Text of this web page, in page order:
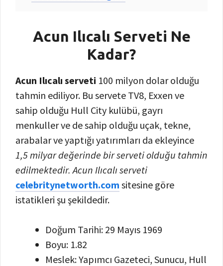
Acun Ilıcalı Serveti Ne
Kadar?
Acun Ilıcalı serveti 100 milyon dolar olduğu
tahmin ediliyor. Bu servete TV8, Exxen ve
sahip olduğu Hull City kulübü, gayrı
menkuller ve de sahip olduğu uçak, tekne,
arabalar ve yaptığı yatırımları da ekleyince
1,5 milyar değerinde bir serveti olduğu tahmin
edilmektedir. Acun Ilıcalı serveti
celebritynetworth.com sitesine göre
istatikleri şu şekildedir.
Doğum Tarihi: 29 Mayıs 1969
Boyu: 1.82
Meslek: Yapımcı Gazeteci, Sunucu, Hull